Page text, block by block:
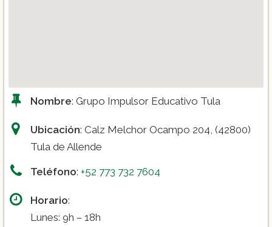
Nombre: Grupo Impulsor Educativo Tula
Ubicación: Calz Melchor Ocampo 204, (42800)
Tula de Allende
Teléfono: +52 773 732 7604
Horario:
Lunes: 9h – 18h